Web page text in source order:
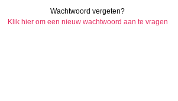
Wachtwoord vergeten?
Klik hier om een nieuw wachtwoord aan te vragen